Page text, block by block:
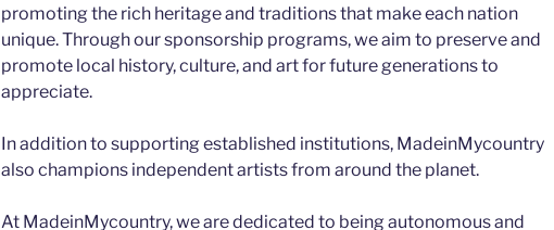
promoting the rich heritage and traditions that make each nation
unique. Through our sponsorship programs, we aim to preserve and
promote local history, culture, and art for future generations to
appreciate.
In addition to supporting established institutions, MadeinMycountry
also champions independent artists from around the planet.
At MadeinMycountry, we are dedicated to being autonomous and